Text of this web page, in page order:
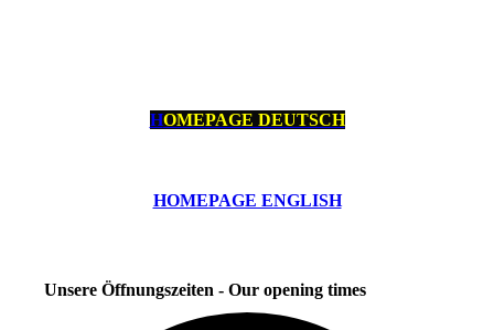
HOMEPAGE DEUTSCH
HOMEPAGE ENGLISH
Unsere Öffnungszeiten - Our opening times